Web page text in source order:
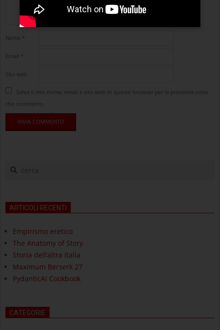
Nome *
Email *
Sito web
Salva il mio nome, email e sito web in questo browser per la prossima volta
che commento.
cerca
ARTICOLI RECENTI
Empirismo eretico
The Anatomy of Story
Storia dell’altra Italia
Maximum Berserk 27
PydanticAI Cookbook
CATEGORIE